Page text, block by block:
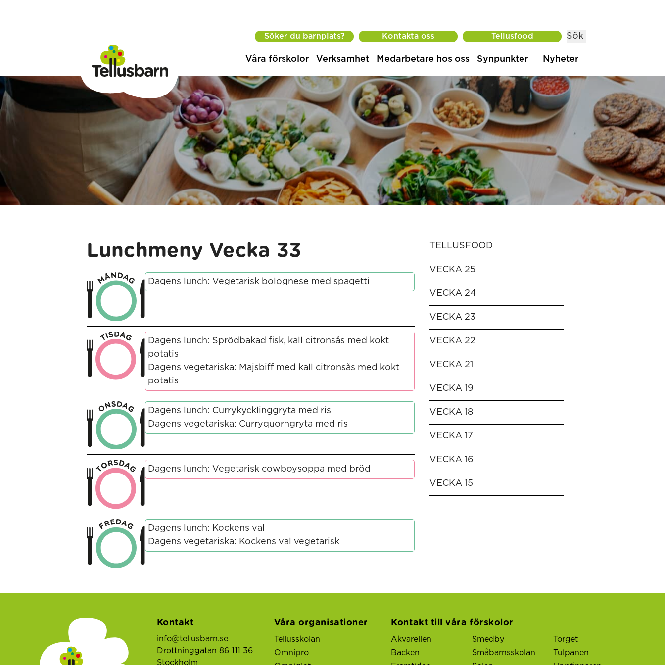
Söker du barnplats? Kontakta oss Tellusfood Sök
Våra förskolor Verksamhet Medarbetare hos oss Synpunkter Nyheter
Lunchmeny Vecka 33
Dagens lunch: Vegetarisk bolognese med spagetti
Dagens lunch: Sprödbakad fisk, kall citronsås med kokt
potatis
Dagens vegetariska: Majsbiff med kall citronsås med kokt
potatis
Dagens lunch: Currykycklinggryta med ris
Dagens vegetariska: Curryquorngryta med ris
Dagens lunch: Vegetarisk cowboysoppa med bröd
Dagens lunch: Kockens val
Dagens vegetariska: Kockens val vegetarisk
TELLUSFOOD
VECKA 25
VECKA 24
VECKA 23
VECKA 22
VECKA 21
VECKA 19
VECKA 18
VECKA 17
VECKA 16
VECKA 15
Kontakt
info@tellusbarn.se
Drottninggatan 86 111 36
Stockholm
Våra organisationer
Tellusskolan
Omnipro
Kontakt till våra förskolor
Akvarellen
Backen
Smedby
Småbarnsskolan
Torget
Tulpanen